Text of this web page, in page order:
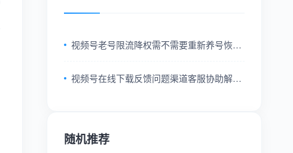
视频号老号限流降权需不需要重新养号恢复
视频号在线下载反馈问题渠道客服协助解决
随机推荐